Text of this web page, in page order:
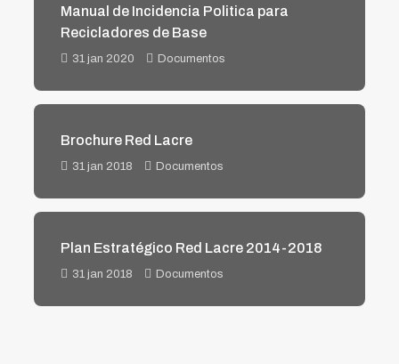
Manual de Incidencia Politica para
Recicladores de Base
31 jan 2020 Documentos
Brochure Red Lacre
31 jan 2018 Documentos
Plan Estratégico Red Lacre 2014-2018
31 jan 2018 Documentos